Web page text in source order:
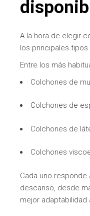
A la hora de elegir
los principales
Entre los más
Colchones de
Colchones de
Colchones de
Colchones
Cada uno
descanso, desde
mejor adaptabilidad